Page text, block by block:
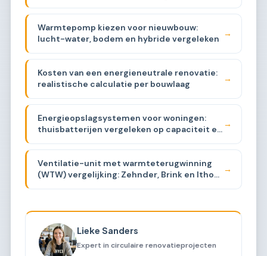
Warmtepomp kiezen voor nieuwbouw:
lucht-water, bodem en hybride vergeleken
→
Kosten van een energieneutrale renovatie:
realistische calculatie per bouwlaag
→
Energieopslagsystemen voor woningen:
thuisbatterijen vergeleken op capaciteit en
→
Ventilatie-unit met warmteterugwinning
(WTW) vergelijking: Zehnder, Brink en Itho
→
Lieke Sanders
Expert in circulaire renovatieprojecten